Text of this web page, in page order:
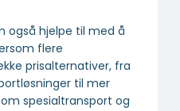
også hjelpe til med å
flere
prisalternativer, fra
til mer
spesialtransport og